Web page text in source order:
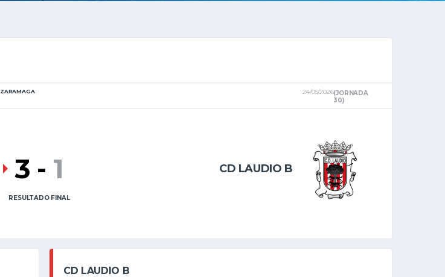
ZARAMAGA 24/05/2026(JORNADA
30)
CD LAUDIO B
3 - 1
RESULTADO FINAL
CD LAUDIO B